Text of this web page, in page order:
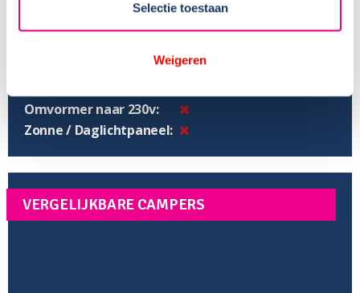
Selectie toestaan
Weigeren
Inh. schoonwatertank:
Inhoud vuilwatertank:
Omvormer naar 230v:
Zonne / Daglichtpaneel:
VERGELIJKBARE CAMPERS